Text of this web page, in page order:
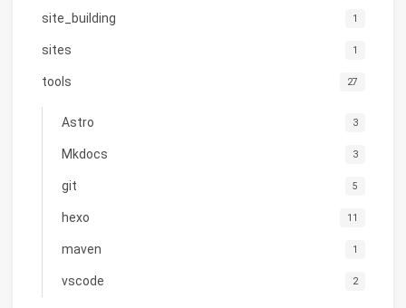
site_building 1
sites 1
tools 27
Astro 3
Mkdocs 3
git 5
hexo 11
maven 1
vscode 2